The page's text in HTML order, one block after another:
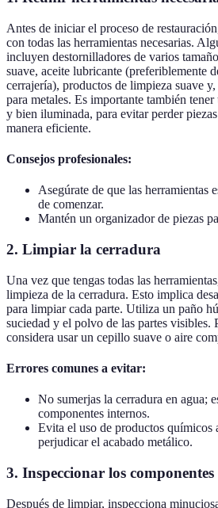
Antes de iniciar el proceso de
con todas las herramientas necesarias.
incluyen destornilladores de varios
suave, aceite lubricante (preferiblemente
cerrajería), productos de limpieza suave
para metales. Es importante también
y bien iluminada, para evitar perder
manera eficiente.
Consejos profesionales:
Asegúrate de que las herramientas
de comenzar.
Mantén un organizador de piezas
2. Limpiar la cerradura
Una vez que tengas todas las
limpieza de la cerradura. Esto implica
para limpiar cada parte. Utiliza un paño
suciedad y el polvo de las partes visibles.
considera usar un cepillo suave o aire
Errores comunes a evitar:
No sumerjas la cerradura en agua;
componentes internos.
Evita el uso de productos químicos
perjudicar el acabado metálico.
3. Inspeccionar los componentes
Después de limpiar, inspecciona